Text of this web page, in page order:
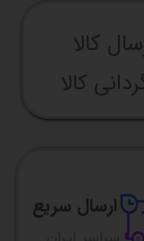
کالا
کالا
ارسال سریع